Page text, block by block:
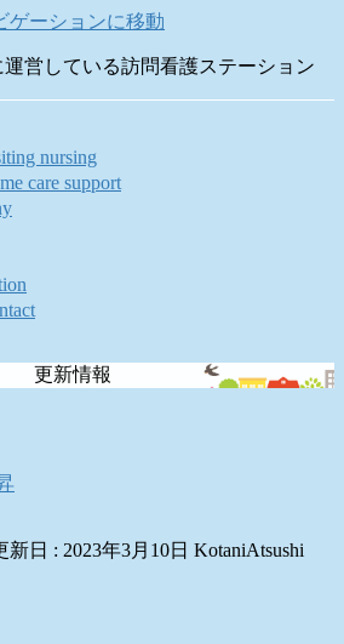
ゲーションに移動
営している訪問看護ステーション
nursing
care support
更新情報
新日 : 2023年3月10日 KotaniAtsushi